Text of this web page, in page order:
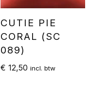
CUTIE PIE
CORAL (SC
089)
€ 12,50 incl. btw